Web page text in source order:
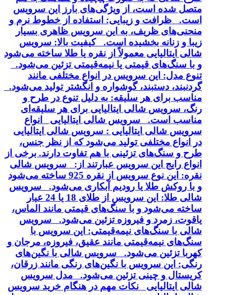
متصل شده است، از ویژگی‌های بارز این سرویس
است. ظرافت و زیبایی: استفاده از خطوط نرم و
منحنی‌های ظریف، به این سرویس ظاهری بسیار
زیبا و زنانه بخشیده است. کیفیت بالا: سرویس
شالی ایتالیایی معمولاً از نقره یا طلا ساخته می‌شود
و با سنگ‌های قیمتی یا نیمه‌قیمتی تزئین می‌شود.
تنوع مدل: این سرویس در انواع مختلفی مانند
گردنبند، دستبند، گوشواره و انگشتر تولید می‌شود.
مناسب برای هر سلیقه: به دلیل تنوع در طرح و
رنگ، سرویس شالی ایتالیایی برای هر سلیقه‌ای
مناسب است. سرویس شالی ایتالیایی انواع
سرویس شالی ایتالیایی : سرویس شالی ایتالیایی
در انواع مختلفی تولید می‌شود که از نظر جنس،
طرح و سنگ‌های تزئینی با هم تفاوت دارند. برخی از
انواع رایج این سرویس عبارتند از: سرویس شالی
نقره: این نوع سرویس از نقره 925 ساخته می‌شود
و با روکش طلا یا رودیم آبکاری می‌شود. سرویس
شالی طلا: این سرویس از طلای 18 یا 24 عیار
ساخته می‌شود و با سنگ‌های قیمتی مانند الماس،
یاقوت، زمرد و فیروزه تزئین می‌شود. سرویس
شالی با سنگ‌های نیمه‌قیمتی: این سرویس با
سنگ‌های نیمه‌قیمتی مانند عقیق، فیروزه، مرجان و
کهربا تزئین می‌شود. سرویس شالی با نگین‌های
رنگی: این سرویس با نگین‌های رنگی مانند زرقان،
کریستال و چینی تزئین می‌شود. مدل سرویس
شالی ایتالیایی نکات مهم در هنگام خرید سرویس